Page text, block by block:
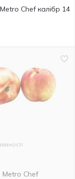
Chef калібр 14
Metro Chef